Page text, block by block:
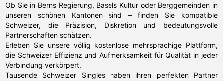
Ob Sie in Berns Regierung, Basels Kultur oder Berggemeinden in
unseren schönen Kantonen sind – finden Sie kompatible
Schweizer, die Präzision, Diskretion und bedeutungsvolle
Partnerschaften schätzen.
Erleben Sie unsere völlig kostenlose mehrsprachige Plattform,
die Schweizer Effizienz und Aufmerksamkeit für Qualität in jeder
Verbindung verkörpert.
Tausende Schweizer Singles haben ihren perfekten Partner